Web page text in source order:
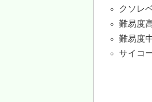
クソレ
難易度
難易度
サイコ